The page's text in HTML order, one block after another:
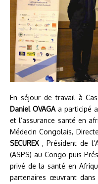
En séjour de travail à
Daniel OVAGA a participé
et l’assurance santé en
Médecin Congolais,
SECUREX, Président de
(ASPS) au Congo puis
privé de la santé en
partenaires œuvrant